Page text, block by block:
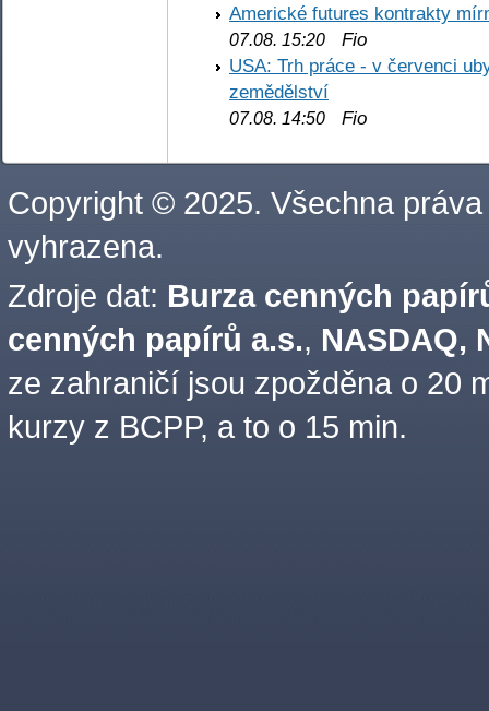
Americké futures kontrakty
07.08. 15:20 Fio
USA: Trh práce - v červenci
zemědělství
07.08. 14:50 Fio
Copyright © 2025. Všechna práva
vyhrazena.
Zdroje dat: Burza cenných
cenných papírů a.s., NASDAQ,
ze zahraničí jsou zpožděna o 20
kurzy z BCPP, a to o 15 min.